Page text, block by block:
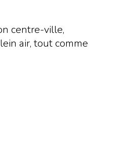
centre-ville,
air, tout comme